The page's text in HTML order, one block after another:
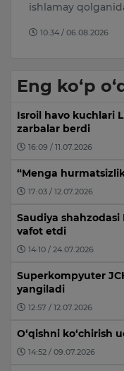
ishlamay
10:34 / 06.08.2026
Eng ko‘p
Isroil havo kuchlari
zarbalar berdi
16:09 / 11.07.2026
“Menga
17:03 / 12.07.2026
Saudiya
vafot etdi
14:10 / 24.07.2026
Superkompyuter
yangiladi
12:57 / 12.07.2026
O‘qishni ko‘chirish
14:52 / 09.07.2026